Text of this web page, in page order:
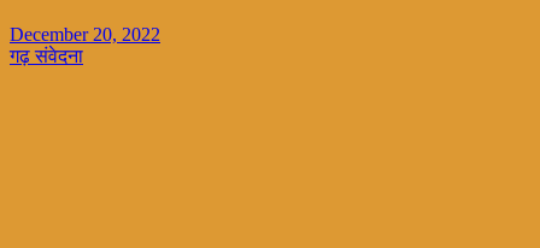
December 20, 2022
गढ़ संवेदना